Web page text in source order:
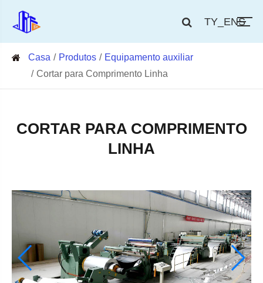
TY_ENS
Casa Produtos
Equipamento auxiliar
Cortar para Comprimento Linha
CORTAR PARA COMPRIMENTO
LINHA